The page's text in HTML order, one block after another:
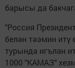
барысы да
"Россия
белән тәэмин итү
турында игълан
1000 "КАМАЗ"